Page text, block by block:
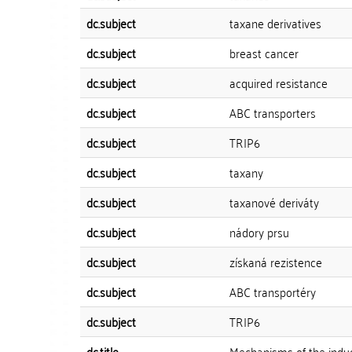
dc.subject
taxane derivatives
dc.subject
breast cancer
dc.subject
acquired resistance
dc.subject
ABC transporters
dc.subject
TRIP6
dc.subject
taxany
dc.subject
taxanové deriváty
dc.subject
nádory prsu
dc.subject
získaná rezistence
dc.subject
ABC transportéry
dc.subject
TRIP6